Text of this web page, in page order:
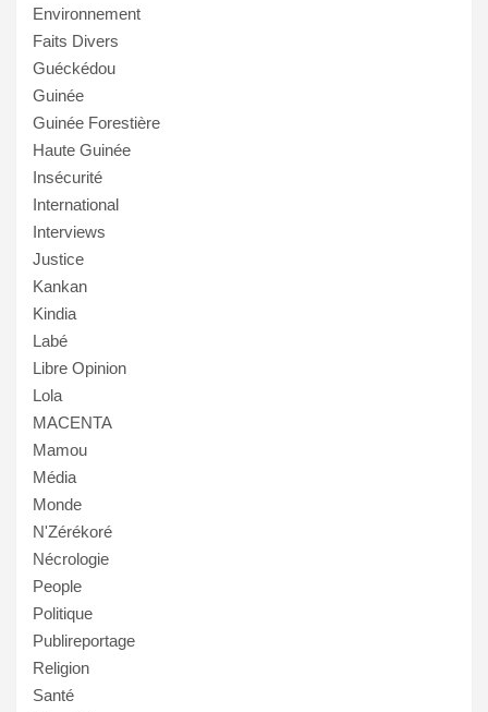
Environnement
Faits Divers
Guéckédou
Guinée
Guinée Forestière
Haute Guinée
Insécurité
International
Interviews
Justice
Kankan
Kindia
Labé
Libre Opinion
Lola
MACENTA
Mamou
Média
Monde
N'Zérékoré
Nécrologie
People
Politique
Publireportage
Religion
Santé